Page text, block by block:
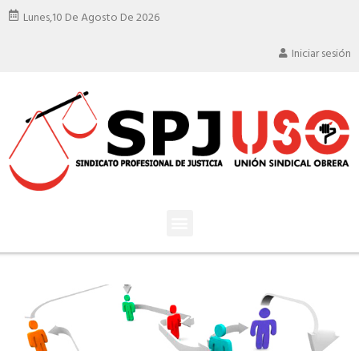
Lunes,10 De Agosto De 2026
Iniciar sesión